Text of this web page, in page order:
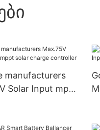
manufacturers
Solar Input mppt